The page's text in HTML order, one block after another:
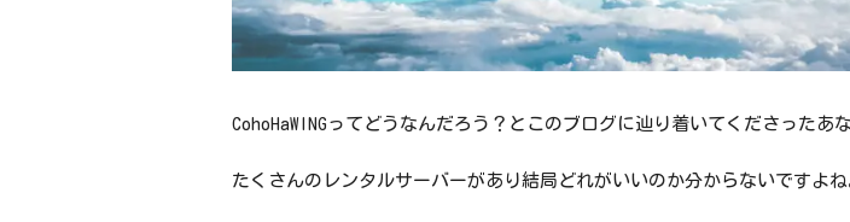
CohoHaWINGってどうなんだろう？とこのブログに辿り着いてくださったあな
たくさんのレンタルサーバーがあり結局どれがいいのか分からないですよね